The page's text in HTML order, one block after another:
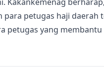
petugas haji daerah
petugas yang